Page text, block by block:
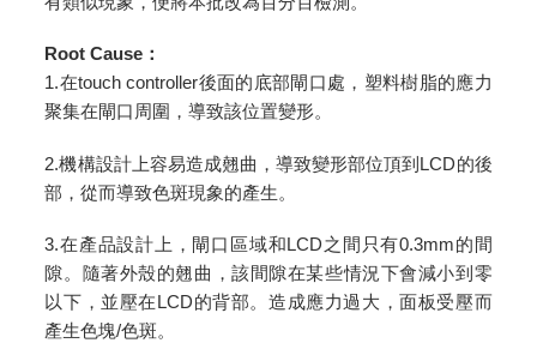
Root Cause：
1.在touch controller後面的底部閘口處，塑料樹脂的應力
聚集在閘口周圍，導致該位置變形。
2.機構設計上容易造成翹曲，導致變形部位頂到LCD的後
部，從而導致色斑現象的產生。
3.在產品設計上，閘口區域和LCD之間只有0.3mm的間
隙。隨著外殼的翹曲，該間隙在某些情況下會減小到零
以下，並壓在LCD的背部。造成應力過大，面板受壓而
產生色塊/色斑。